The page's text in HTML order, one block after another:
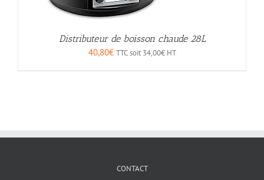
Distributeur de boisson chaude 28L
40,80€ TTC soit 34,00€HT
CONTACT